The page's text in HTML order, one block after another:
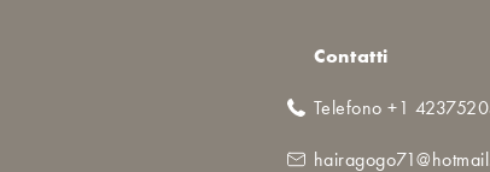
Contatti
Telefono +1